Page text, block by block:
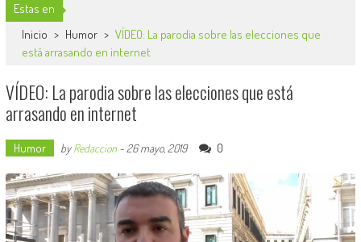
Estas en
Inicio > Humor > VÍDEO: La parodia sobre las elecciones que
está arrasando en internet
VÍDEO: La parodia sobre las elecciones que está
arrasando en internet
Humor byRedaccion- 26 mayo, 2019 0